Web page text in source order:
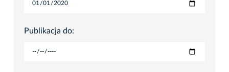
Publikacja do: